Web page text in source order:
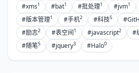
#xms1 #bat1 #批处理1 #jvm1
#版本管理1 #手机2 #科技5
#励志2 #表空间1 #javascript2 #
#随笔5 #jquery3 #Halo0